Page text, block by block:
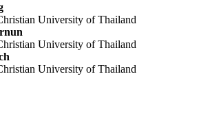
University of Thailand
University of Thailand
University of Thailand